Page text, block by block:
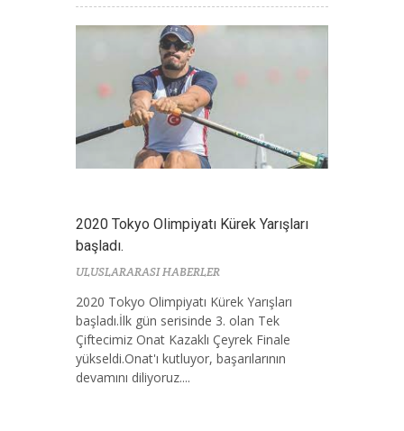
2020 Tokyo Olimpiyatı Kürek Yarışları
başladı.
ULUSLARARASI HABERLER
2020 Tokyo Olimpiyatı Kürek Yarışları
başladı.İlk gün serisinde 3. olan Tek
Çiftecimiz Onat Kazaklı Çeyrek Finale
yükseldi.Onat'ı kutluyor, başarılarının
devamını diliyoruz....